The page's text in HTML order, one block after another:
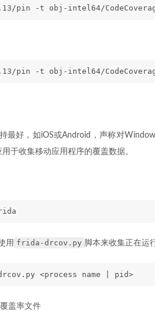
pin -t obj-intel64/
pin -t obj-intel64/
最好，如iOS或Android，声称对
于收集移动应用程序的覆盖数据。
用 frida-drcov.py 脚本来收集正在运
<process name | pid>
盖率文件